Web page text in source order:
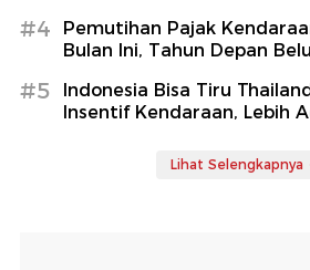
#4
Pemutihan Pajak
Bulan Ini, Tahun Depan
#5
Indonesia Bisa Tiru
Insentif Kendaraan, Lebih
Lihat Selengkapnya